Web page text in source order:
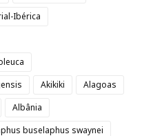
Ibérica
Akikiki
Alagoas
Albânia
buselaphus swaynei